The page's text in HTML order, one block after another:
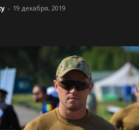
- 19 декабря, 2019